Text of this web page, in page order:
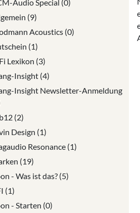
Audio Special (0)
(9)
Acoustics (0)
(1)
Lexikon (3)
Insight (4)
Insight Newsletter-Anmeldung
(2)
Design (1)
Resonance (1)
(19)
- Was ist das? (5)
(1)
- Starten (0)